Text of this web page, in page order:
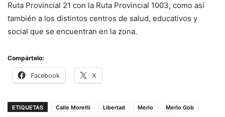
Ruta Provincial 21 con la Ruta Provincial 1003, como así
también a los distintos centros de salud, educativos y
social que se encuentran en la zona.
Compártelo:
Facebook X
ETIQUETAS Calle Moretti Libertad Merlo
Merlo Gob